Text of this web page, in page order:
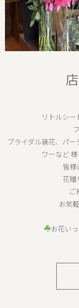
リトルシー
ブライダル装花、パ
ワーなど
皆様
花贈
ご
お気
お花い